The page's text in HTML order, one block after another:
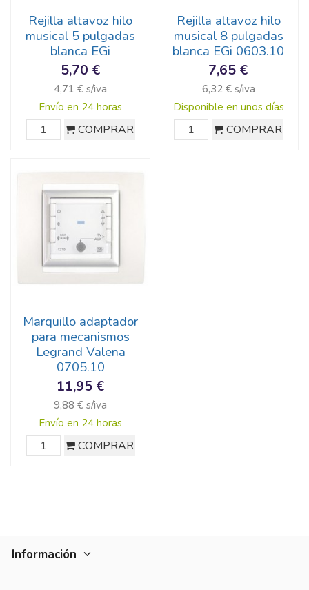
Rejilla altavoz hilo
musical 5 pulgadas
blanca EGi
5,70 €
4,71 € s/iva
Envío en 24 horas
COMPRAR
Rejilla altavoz hilo
musical 8 pulgadas
blanca EGi 0603.10
7,65 €
6,32 € s/iva
Disponible en unos días
COMPRAR
Marquillo adaptador
para mecanismos
Legrand Valena
0705.10
11,95 €
9,88 € s/iva
Envío en 24 horas
COMPRAR
Información